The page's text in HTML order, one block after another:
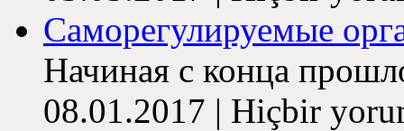
Саморегулируемые
Начиная с конца
08.01.2017 | Hiçbir